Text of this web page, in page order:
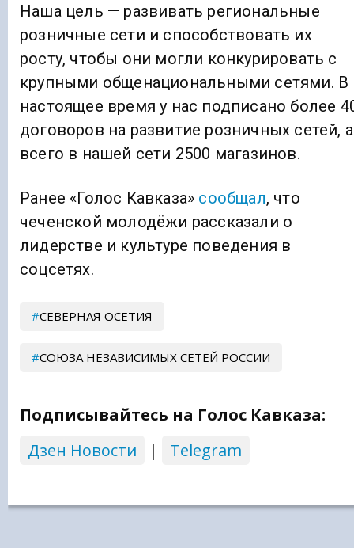
Наша цель — развивать региональные
розничные сети и способствовать их
росту, чтобы они могли конкурировать с
крупными общенациональными сетями. В
настоящее время у нас подписано более
договоров на развитие розничных сетей, а
всего в нашей сети 2500 магазинов.
Ранее «Голос Кавказа» сообщал, что
чеченской молодёжи рассказали о
лидерстве и культуре поведения в
соцсетях.
СЕВЕРНАЯ ОСЕТИЯ
СОЮЗА НЕЗАВИСИМЫХ СЕТЕЙ РОССИИ
Подписывайтесь на Голос Кавказа:
Дзен Новости
| Telegram